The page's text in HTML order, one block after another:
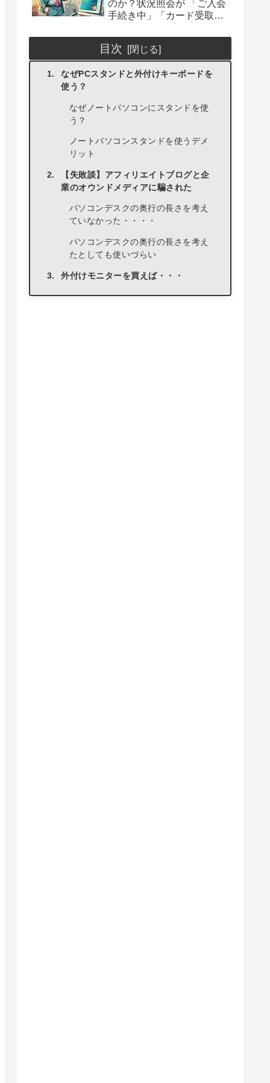
のか？状況照会が 「ご入会
手続き中」「カード受取に
おりません」や結果が来な
い場合の解説
目次
なぜPCスタンドと外付けキーボードを
使う？
なぜノートパソコンにスタンドを使
う？
ノートパソコンスタンドを使うデメ
リット
【失敗談】アフィリエイトブログと企
業のオウンドメディアに騙された
パソコンデスクの奥行の長さを考え
ていなかった・・・・
パソコンデスクの奥行の長さを考え
たとしても使いづらい
外付けモニターを買えば・・・